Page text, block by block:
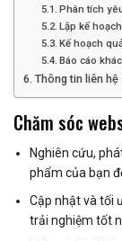
Phân tích
Lập kế hoạch
Kế hoạch
Báo cáo
Thông tin liên hệ
Chăm sóc
Nghiên cứu,
phẩm của bạn
Cập nhật và tối
trải nghiệm tốt